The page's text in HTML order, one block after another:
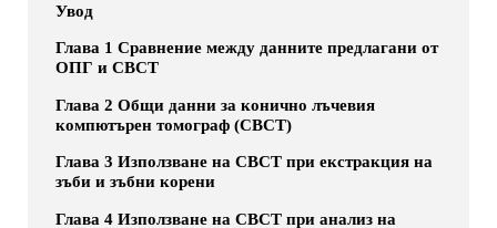
Увод
Глава 1 Сравнение между данните предлагани от
ОПГ и СВСТ
Глава 2 Общи данни за конично лъчевия
компютърен томограф (CBCT)
Глава 3 Използване на СВСТ при екстракция на
зъби и зъбни корени
Глава 4 Използване на СВСТ при анализ на